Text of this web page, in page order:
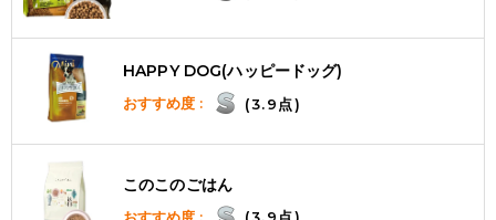
HAPPY DOG(ハッピードッグ)
おすすめ度 : (3.9点)
このこのごはん
おすすめ度 :